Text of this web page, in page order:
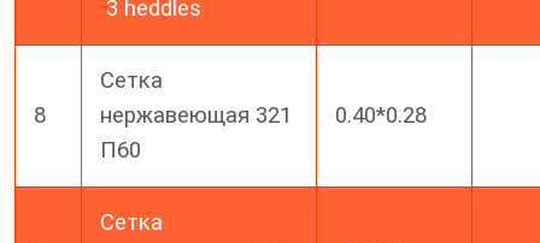
3 heddles
8
Сетка
нержавеющая 321
П60
0.40*0.28
Сетка